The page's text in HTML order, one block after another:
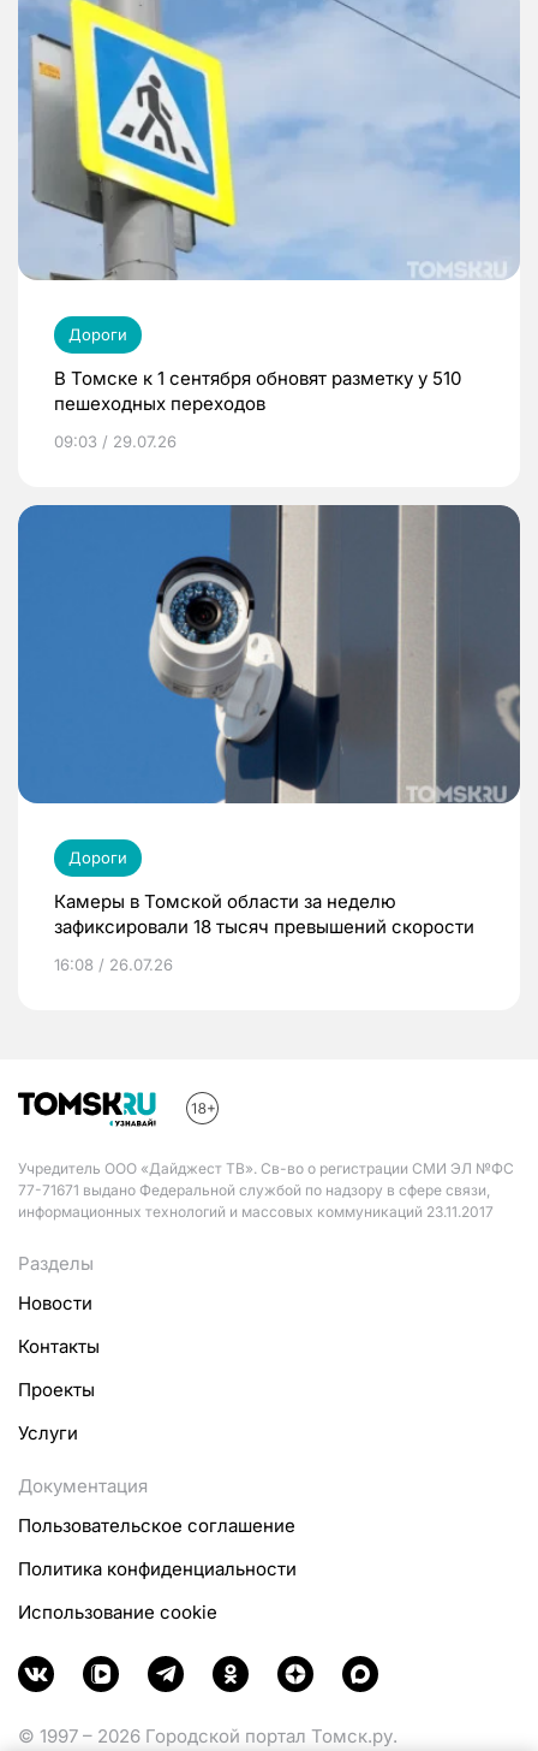
Дороги
В Томске к 1 сентября обновят разметку у 510
пешеходных переходов
09:03 / 29.07.26
Дороги
Камеры в Томской области за неделю
зафиксировали 18 тысяч превышений скорости
16:08 / 26.07.26
Учредитель ООО «Дайджест ТВ». Св-во о регистрации СМИ ЭЛ №ФС
77-71671 выдано Федеральной службой по надзору в сфере связи,
информационных технологий и массовых коммуникаций 23.11.2017
Разделы
Новости
Контакты
Проекты
Услуги
Документация
Пользовательское соглашение
Политика конфиденциальности
Использование cookie
© 1997 – 2026 Городской портал Томск.ру.